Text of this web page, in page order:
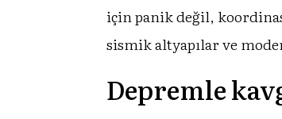
için panik değil,
sismik altyapılar ve
Depremle